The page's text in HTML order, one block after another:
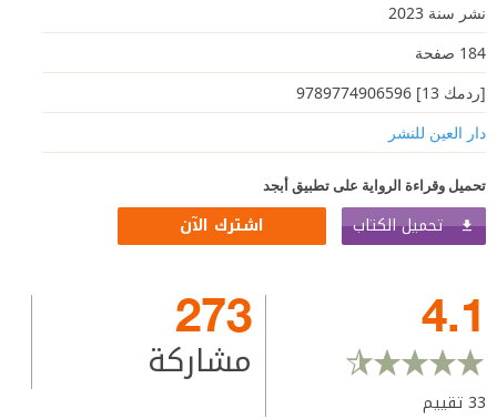
نشر سنة 2023
184 صفحة
[ردمك 13] 9789774906596
دار العين للنشر
تحميل وقراءة الرواية على تطبيق أبجد
تحميل الكتاب اشترك الآن
4.1
33تقييم
273
مشاركة